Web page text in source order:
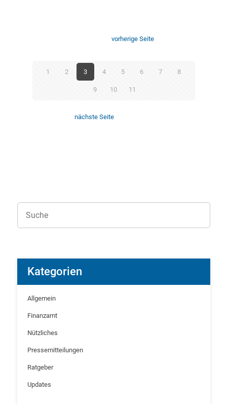
vorherige Seite
1 2 3 4 5 6 7 8
9 10 11
nächste Seite
Kategorien
Allgemein
Finanzamt
Nützliches
Pressemitteilungen
Ratgeber
Updates